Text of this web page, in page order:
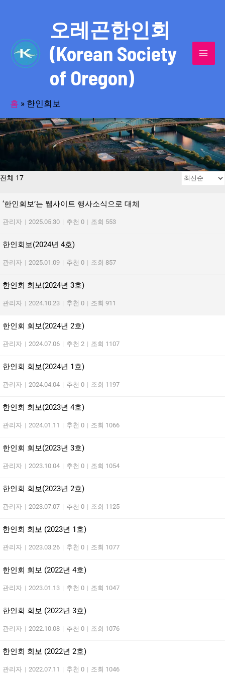
오레곤한인회
(Korean Society
of Oregon)
홈 » 한인회보
역사로 기록된 위대한 헌신의 발자취를
전체 17
‘한인회보’는 웹사이트 행사소식으로 대체
관리자 | 2025.05.30 | 추천 0 | 조회 553
한인회보(2024년 4호)
관리자 | 2025.01.09 | 추천 0 | 조회 857
한인회 회보(2024년 3호)
관리자 | 2024.10.23 | 추천 0 | 조회 911
한인회 회보(2024년 2호)
관리자 | 2024.07.06 | 추천 2 | 조회 1107
한인회 회보(2024년 1호)
관리자 | 2024.04.04 | 추천 0 | 조회 1197
한인회 회보(2023년 4호)
관리자 | 2024.01.11 | 추천 0 | 조회 1066
한인회 회보(2023년 3호)
관리자 | 2023.10.04 | 추천 0 | 조회 1054
한인회 회보(2023년 2호)
관리자 | 2023.07.07 | 추천 0 | 조회 1125
한인회 회보 (2023년 1호)
관리자 | 2023.03.26 | 추천 0 | 조회 1077
한인회 회보 (2022년 4호)
관리자 | 2023.01.13 | 추천 0 | 조회 1047
한인회 회보 (2022년 3호)
관리자 | 2022.10.08 | 추천 0 | 조회 1076
한인회 회보 (2022년 2호)
관리자 | 2022.07.11 | 추천 0 | 조회 1046